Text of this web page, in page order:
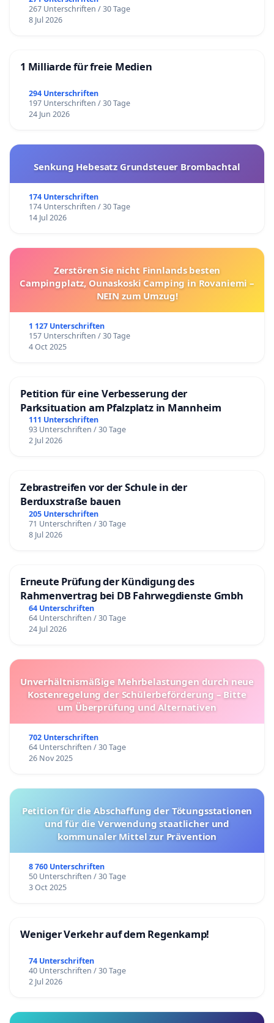
267 Unterschriften / 30 Tage
8 Jul 2026
1 Milliarde für freie Medien
294 Unterschriften
197 Unterschriften / 30 Tage
24 Jun 2026
Senkung Hebesatz Grundsteuer Brombachtal
174 Unterschriften
174 Unterschriften / 30 Tage
14 Jul 2026
Zerstören Sie nicht Finnlands besten
Campingplatz, Ounaskoski Camping in Rovaniemi –
NEIN zum Umzug!
1 127 Unterschriften
157 Unterschriften / 30 Tage
4 Oct 2025
Petition für eine Verbesserung der
Parksituation am Pfalzplatz in Mannheim
111 Unterschriften
93 Unterschriften / 30 Tage
2 Jul 2026
Zebrastreifen vor der Schule in der
Berduxstraße bauen
205 Unterschriften
71 Unterschriften / 30 Tage
8 Jul 2026
Erneute Prüfung der Kündigung des
Rahmenvertrag bei DB Fahrwegdienste Gmbh
64 Unterschriften
64 Unterschriften / 30 Tage
24 Jul 2026
Unverhältnismäßige Mehrbelastungen durch neue
Kostenregelung der Schülerbeförderung – Bitte
um Überprüfung und Alternativen
702 Unterschriften
64 Unterschriften / 30 Tage
26 Nov 2025
Petition für die Abschaffung der Tötungsstationen
und für die Verwendung staatlicher und
kommunaler Mittel zur Prävention
8 760 Unterschriften
50 Unterschriften / 30 Tage
3 Oct 2025
Weniger Verkehr auf dem Regenkamp!
74 Unterschriften
40 Unterschriften / 30 Tage
2 Jul 2026